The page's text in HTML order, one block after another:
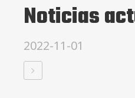
Noticias
2022-11-01